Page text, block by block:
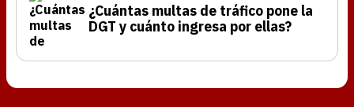
¿Cuántas multas de tráfico pone la
DGT y cuánto ingresa por ellas?